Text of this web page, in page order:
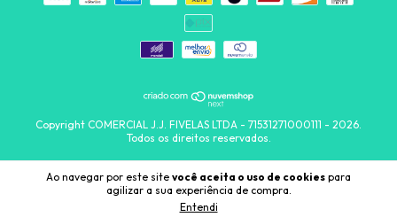
Ao navegar por este site você aceita o uso de cookies para
agilizar a sua experiência de compra.
Entendi
Copyright COMERCIAL J.J. FIVELAS LTDA - 71531271000111 - 2026.
Todos os direitos reservados.